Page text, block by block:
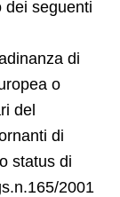
dei seguenti
di
o
del
di
status di
2001